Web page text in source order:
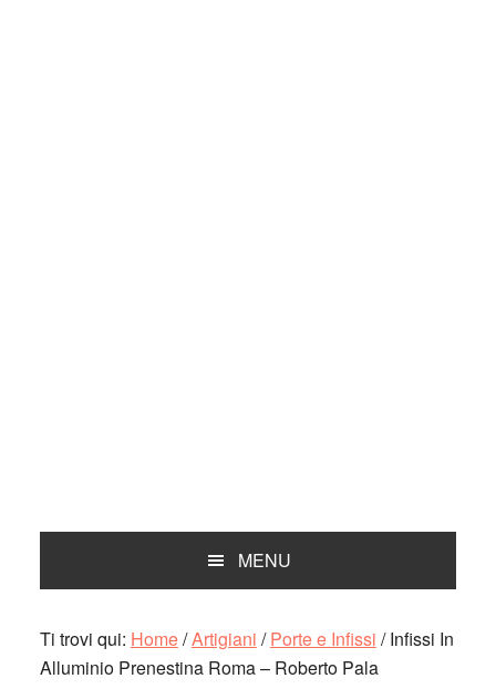
MENU
Ti trovi qui: Home/Artigiani / Porte e Infissi /Infissi In
Alluminio Prenestina Roma – Roberto Pala